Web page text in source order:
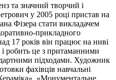
та значний творчий і
у 2005 році пристав на
Фізера стати викладачем
прикладного
17 років він працює на ниві
і робить це з притаманними
підходами. Художник
фахівців навчальні
«Монументальне